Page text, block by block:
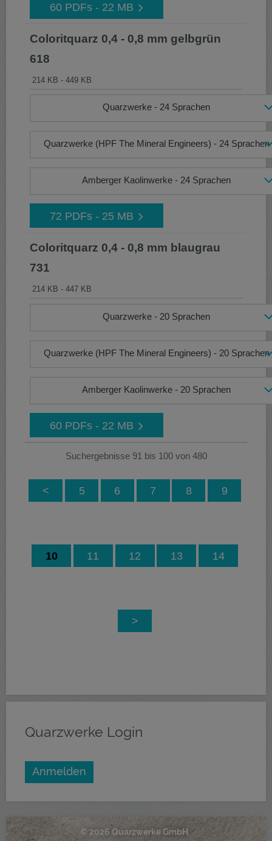
60 PDFs - 22 MB
Coloritquarz 0,4 - 0,8 mm gelbgrün
618
214 KB - 449 KB
Quarzwerke - 24 Sprachen
Quarzwerke (HPF The Mineral Engineers) - 24 Sprachen
Amberger Kaolinwerke - 24 Sprachen
72 PDFs - 25 MB
Coloritquarz 0,4 - 0,8 mm blaugrau
731
214 KB - 447 KB
Quarzwerke - 20 Sprachen
Quarzwerke (HPF The Mineral Engineers) - 20 Sprachen
Amberger Kaolinwerke - 20 Sprachen
60 PDFs - 22 MB
Suchergebnisse 91 bis 100 von 480
< 5 6 7 8 9
10 11 12 13 14
>
Quarzwerke Login
© 2026 Quarzwerke GmbH